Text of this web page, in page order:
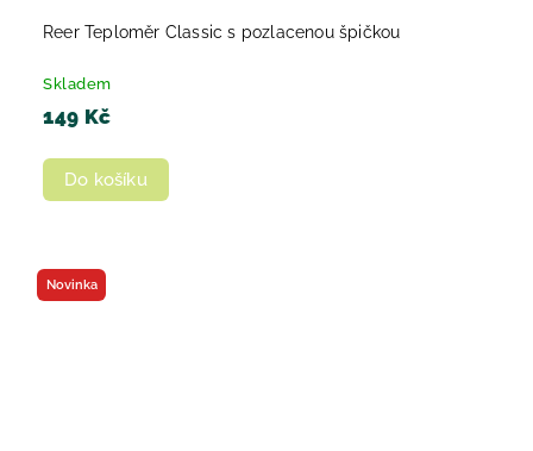
Reer Teploměr Classic s pozlacenou špičkou
Skladem
149 Kč
Do košíku
Novinka